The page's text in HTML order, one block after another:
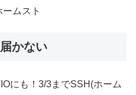
ムスト
かない
にも！3/3までSSH(ホーム